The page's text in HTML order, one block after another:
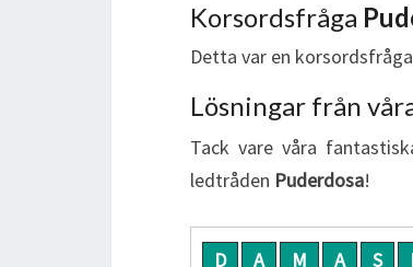
Korsordsfråga
Detta var en
Lösningar från
Tack vare våra
ledtråden Puderdosa!
D A M A S